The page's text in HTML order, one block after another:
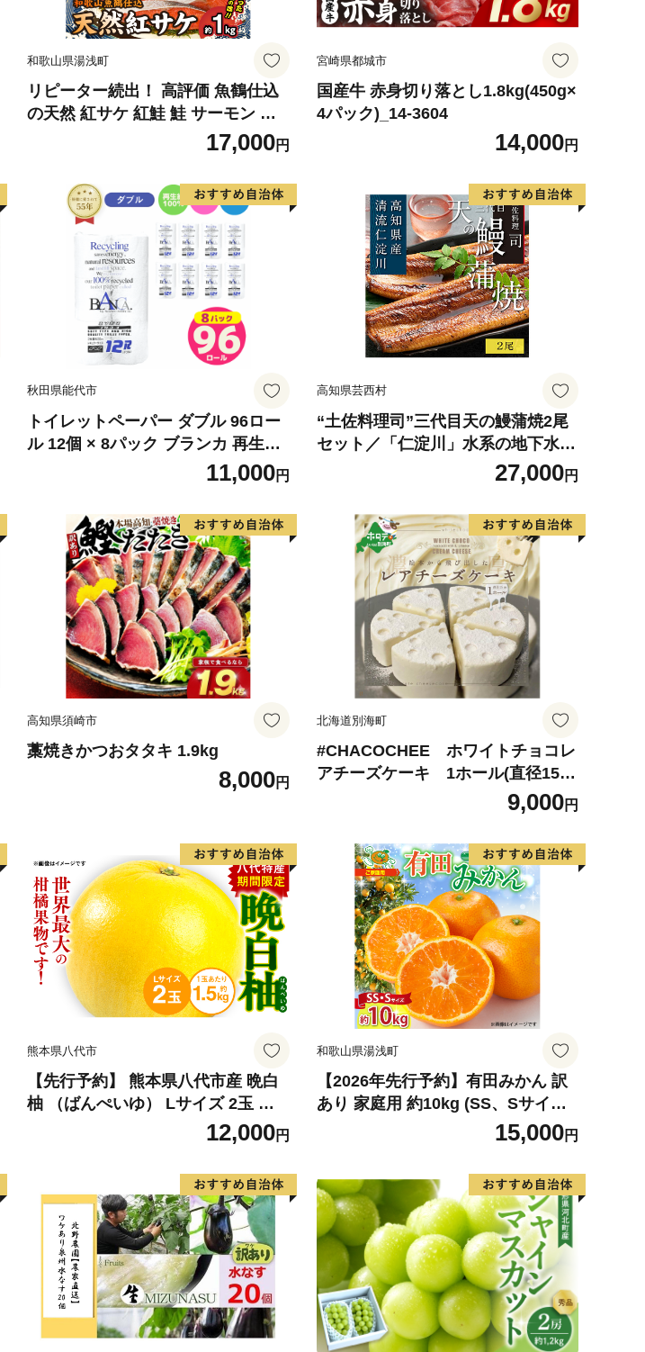
和歌山県湯浅町
リピーター続出！ 高評価 魚鶴仕込
の天然 紅サケ 紅鮭 鮭 サーモン 切
身 切り身 約1kg レビュー高評価 小
分け 真空パック 梅酒 真昆布 使用
だし まろやか 天然 鮭 魚 海の幸 海
鮮 魚介 食品 食べ物 おかず お弁当
水産加工品 冷凍 グルメ お取り寄せ
和歌山県 湯浅町 送料無料_G7317
17,000円
宮崎県都城市
国産牛 赤身切り落とし1.8kg(450g×
4パック)_14-3604
14,000円
秋田県能代市
トイレットペーパー ダブル 96ロー
ル 12個 × 8パック ブランカ 再生紙
100％ 芯あり 日用品 消耗品 無香料
生活用品 備蓄 秋田県 能代市 送料無
料 《能代製紙》
11,000円
高知県芸西村
“土佐料理司”三代目天の鰻蒲焼2尾
セット／「仁淀川」水系の地下水使
用 完全無投薬養殖 国産・高知県産
〈高知市共通返礼品〉うなぎ 真空
パック （ウナギう・たれセット）
27,000円
高知県須崎市
藁焼きかつおタタキ 1.9kg
8,000円
北海道別海町
#CHACOCHEE ホワイトチョコレ
アチーズケーキ 1ホール(直径15c
m)（北海道,別海町,チーズ,ちーず,
チーズケーキ,ふるさと納税）
9,000円
熊本県八代市
【先行予約】 熊本県八代市産 晩白
柚 （ばんぺいゆ） Lサイズ 2玉 柑
橘 みかん 果物 くだもの フルーツ
おやつ 特産 熊本県 八代市 【2026
年12月上旬より順次発送】
12,000円
和歌山県湯浅町
【2026年先行予約】有田みかん 訳
あり 家庭用 約10kg (SS、Sサイズ)
みかん 温州みかん フルーツ 柑橘 果
物 果実 ジューシー 人気 国産 食べ
物 和歌山県 湯浅町 送料無料_ZJ60
98
15,000円